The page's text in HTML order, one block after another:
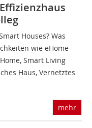
Houses? Was
wie eHome
Smart Living
Haus, Vernetztes
mehr